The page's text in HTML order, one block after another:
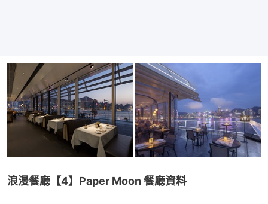
浪漫餐廳【4】Paper Moon 餐廳資料